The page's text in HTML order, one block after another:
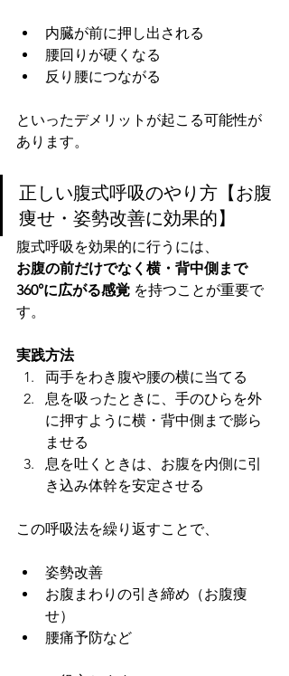
内臓が前に押し出される
腰回りが硬くなる
反り腰につながる
といったデメリットが起こる可能性が
あります。
正しい腹式呼吸のやり方【お腹
痩せ・姿勢改善に効果的】
腹式呼吸を効果的に行うには、
お腹の前だけでなく横・背中側まで
360°に広がる感覚 を持つことが重要で
す。
実践方法
両手をわき腹や腰の横に当てる
息を吸ったときに、手のひらを外
に押すように横・背中側まで膨ら
ませる
息を吐くときは、お腹を内側に引
き込み体幹を安定させる
この呼吸法を繰り返すことで、
姿勢改善
お腹まわりの引き締め（お腹痩
せ）
腰痛予防など